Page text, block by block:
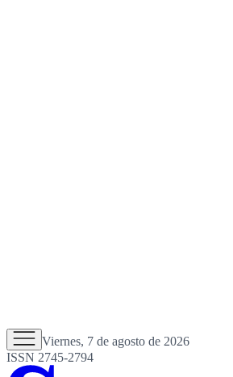
Viernes, 7 de agosto de 2026
ISSN 2745-2794